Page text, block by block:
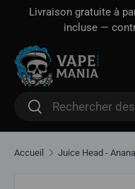
Aller directement au
Livraison gratuite à
incluse —
Rechercher
Rechercher
Accueil Juice Head -